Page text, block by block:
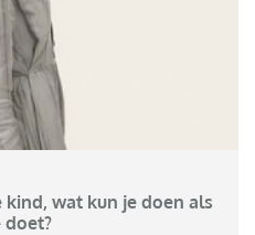
wat kun je doen als
doet?